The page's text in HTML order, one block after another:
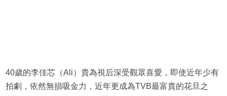
40歲的李佳芯（Ali）貴為視后深受觀眾喜愛，即使近年少有
拍劇，依然無損吸金力，近年更成為TVB最富貴的花旦之